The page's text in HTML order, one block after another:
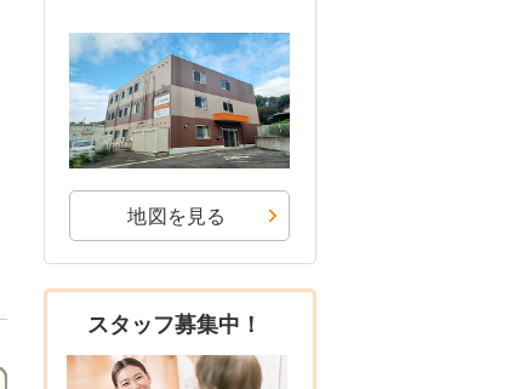
地図を見る
スタッフ募集中！